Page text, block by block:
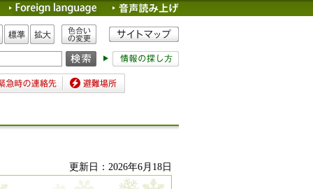
標準 拡大
色合いの変更
の連絡先 避難場所
更新日：2026年6月18日